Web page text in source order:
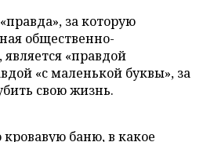
за которую
общественно-
«правдой
«с маленькой буквы», за
свою жизнь.
баню, в какое